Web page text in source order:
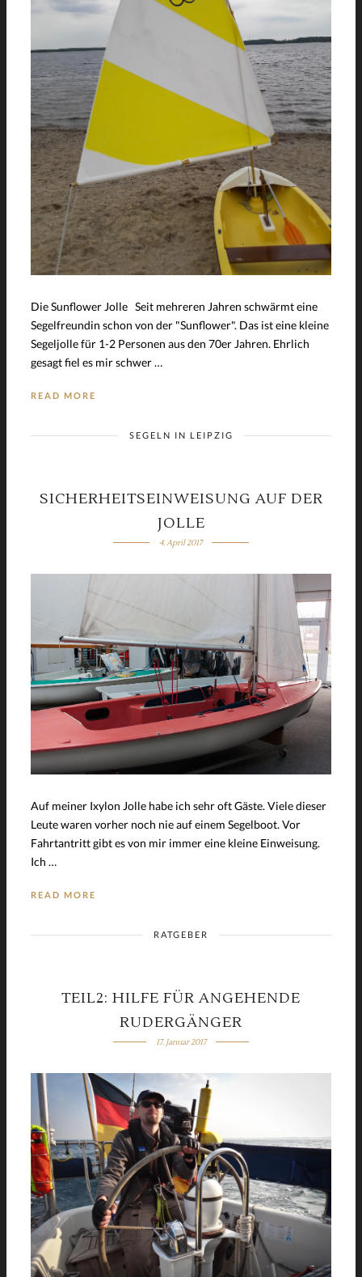
Die Sunflower Jolle Seit mehreren Jahren schwärmt eine
Segelfreundin schon von der "Sunflower". Das ist eine kleine
Segeljolle für 1-2 Personen aus den 70er Jahren. Ehrlich
gesagt fiel es mir schwer …
READ MORE
SEGELN IN LEIPZIG
SICHERHEITSEINWEISUNG AUF DER
JOLLE
4. April 2017
Auf meiner Ixylon Jolle habe ich sehr oft Gäste. Viele dieser
Leute waren vorher noch nie auf einem Segelboot. Vor
Fahrtantritt gibt es von mir immer eine kleine Einweisung.
Ich …
READ MORE
RATGEBER
TEIL2: HILFE FÜR ANGEHENDE
RUDERGÄNGER
17. Januar 2017